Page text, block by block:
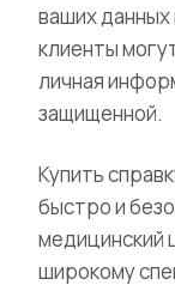
ваших
клиенты
личная
защищенной.
Купить
быстро и
медицинский
широкому